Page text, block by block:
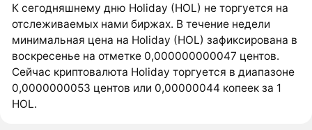
К сегодняшнему дню Holiday (HOL) не торгуется на
отслеживаемых нами биржах. В течение недели
минимальная цена на Holiday (HOL) зафиксирована в
воскресенье на отметке 0,000000000047 центов.
Сейчас криптовалюта Holiday торгуется в диапазоне
0,0000000053 центов или 0,00000044 копеек за 1
HOL.